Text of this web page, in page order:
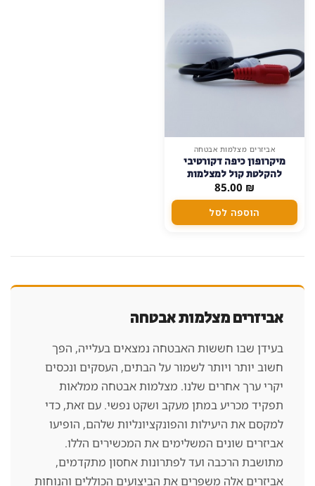
אביזרים מצלמות אבטחה
מיקרופון כיפה דקורטיבי
להקלטת קול למצלמות
אבטחה
85.00 ₪
הוספה לסל
אביזרים מצלמות אבטחה
בעידן שבו חששות האבטחה נמצאים בעלייה, הפך
חשוב יותר ויותר לשמור על הבתים, העסקים ונכסים
יקרי ערך אחרים שלנו. מצלמות אבטחה ממלאות
תפקיד מכריע במתן מעקב ושקט נפשי. עם זאת, כדי
למקסם את היעילות והפונקציונליות שלהם, הופיעו
אביזרים שונים המשלימים את המכשירים הללו.
מתושבת הרכבה ועד לפתרונות אחסון מתקדמים,
אביזרים אלה משפרים את הביצועים הכוללים והנוחות